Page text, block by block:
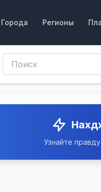
Города Регионы
Узнайте